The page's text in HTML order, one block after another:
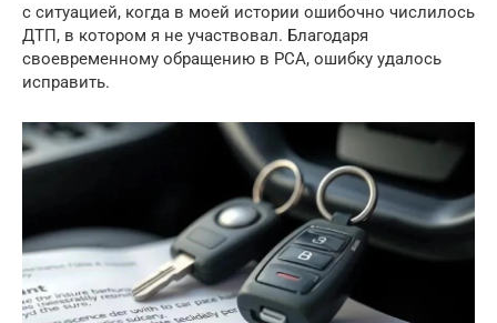
с ситуацией, когда в моей истории ошибочно числилось
ДТП, в котором я не участвовал. Благодаря
своевременному обращению в РСА, ошибку удалось
исправить.